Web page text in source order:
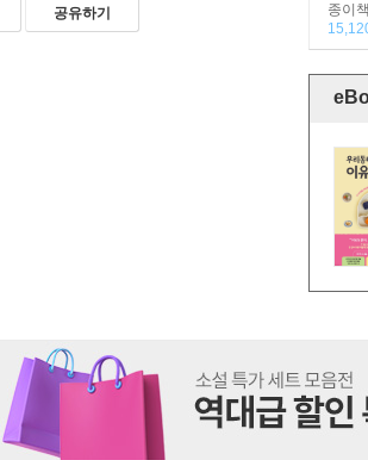
공유하기
종이책